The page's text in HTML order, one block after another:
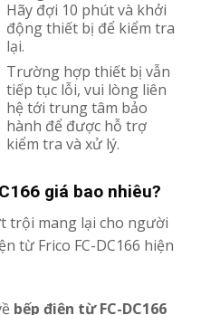
Hãy đợi 10 phút và khởi
động thiết bị để kiểm tra
lại.
Trường hợp thiết bị vẫn
tiếp tục lỗi, vui lòng liên
hệ tới trung tâm bảo
hành để được hỗ trợ
kiểm tra và xử lý.
giá bao nhiêu?
trội mang lại cho người
từ Frico FC-DC166 hiện
bếp điện từ FC-DC166